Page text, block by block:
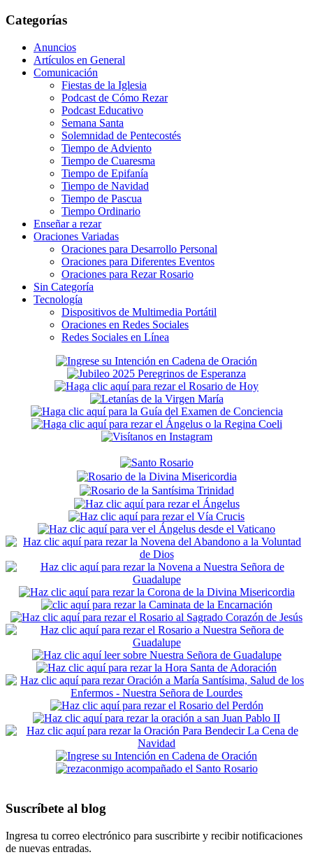
Categorías
Anuncios
Artículos en General
Comunicación
Fiestas de la Iglesia
Podcast de Cómo Rezar
Podcast Educativo
Semana Santa
Solemnidad de Pentecostés
Tiempo de Adviento
Tiempo de Cuaresma
Tiempo de Epifanía
Tiempo de Navidad
Tiempo de Pascua
Tiempo Ordinario
Enseñar a rezar
Oraciones Variadas
Oraciones para Desarrollo Personal
Oraciones para Diferentes Eventos
Oraciones para Rezar Rosario
Sin Categoría
Tecnología
Dispositivos de Multimedia Portátil
Oraciones en Redes Sociales
Redes Sociales en Línea
Secondary
Sidebar
Suscríbete al blog
Ingresa tu correo electrónico para suscribirte y recibir notificaciones
de nuevas entradas.